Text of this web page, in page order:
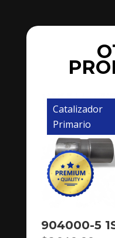
Catalizador
Primario
904000-5